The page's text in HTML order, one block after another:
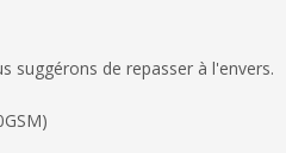
suggérons de repasser à l'envers.